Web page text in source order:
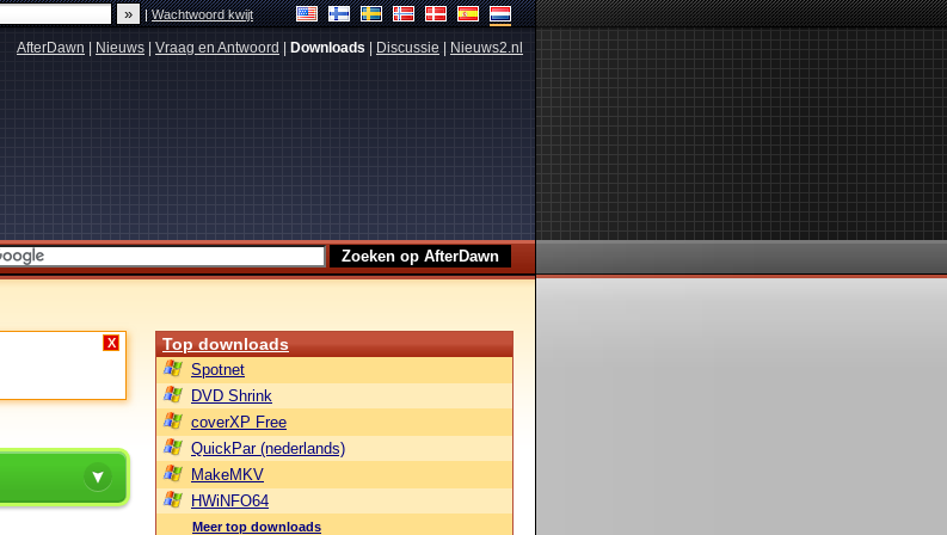
|Wachtwoord kwijt
AfterDawn Nieuws Vraag en Antwoord Downloads Discussie Nieuws2.nl
X Top downloads
Spotnet
DVD Shrink
coverXP Free
QuickPar (nederlands)
MakeMKV
HWiNFO64
Meer top downloads